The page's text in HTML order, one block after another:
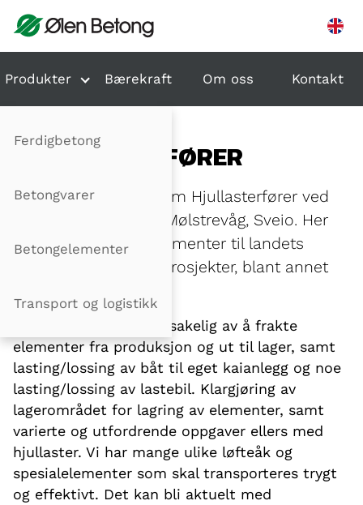
Hopp til innhold
Produkter
Ferdigbetong
Betongvarer
Betongelementer
Transport og logistikk
Bærekraft Om oss Kontakt
HJULLASTERFØRER
Vi har ledig stilling som Hjullasterfører ved
vår elementfabrikk i Mølstrevåg, Sveio. Her
produseres tunnelelementer til landets
største samferdselsprosjekter, blant annet
Arbeidet består hovedsakelig av å frakte
elementer fra produksjon og ut til lager, samt
lasting/lossing av båt til eget kaianlegg og noe
lasting/lossing av lastebil. Klargjøring av
lagerområdet for lagring av elementer, samt
varierte og utfordrende oppgaver ellers med
hjullaster. Vi har mange ulike løfteåk og
spesialelementer som skal transporteres trygt
og effektivt. Det kan bli aktuelt med